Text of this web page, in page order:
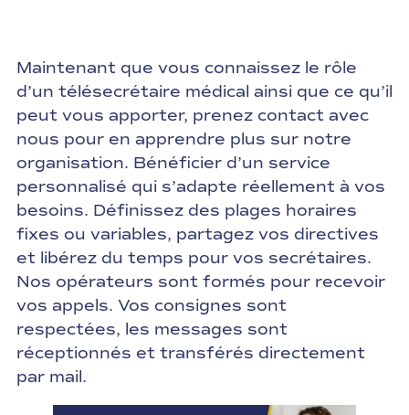
Maintenant que vous connaissez le rôle
d’un télésecrétaire médical ainsi que ce qu’il
peut vous apporter, prenez contact avec
nous pour en apprendre plus sur notre
organisation. Bénéficier d’un service
personnalisé qui s’adapte réellement à vos
besoins. Définissez des plages horaires
fixes ou variables, partagez vos directives
et libérez du temps pour vos secrétaires.
Nos opérateurs sont formés pour recevoir
vos appels. Vos consignes sont
respectées, les messages sont
réceptionnés et transférés directement
par mail.